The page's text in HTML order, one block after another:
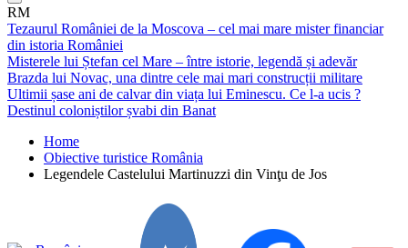
RM
Tezaurul României de la Moscova – cel mai mare mister financiar
din istoria României
Misterele lui Ștefan cel Mare – între istorie, legendă și adevăr
Brazda lui Novac, una dintre cele mai mari construcții militare
Ultimii șase ani de calvar din viața lui Eminescu. Ce l-a ucis ?
Destinul coloniștilor șvabi din Banat
Home
Obiective turistice România
Legendele Castelului Martinuzzi din Vinţu de Jos